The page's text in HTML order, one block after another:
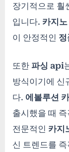
장기적으로
입니다. 카지
이 안정적인
또한 파싱 api
방식이기에 신
다. 에볼루션
출시했을 때
전문적인 카지
신 트렌드를